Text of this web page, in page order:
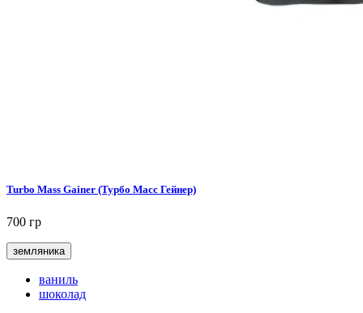
Turbo Mass Gainer (Турбо Масс Гейнер)
700 гр
земляника
ваниль
шоколад